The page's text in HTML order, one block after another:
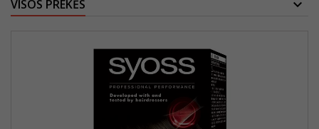
VISOS PREKĖS